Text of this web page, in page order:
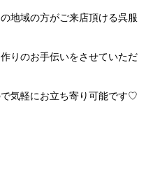
地域の方がご来店頂ける呉服
りのお手伝いをさせていただ
気軽にお立ち寄り可能です♡